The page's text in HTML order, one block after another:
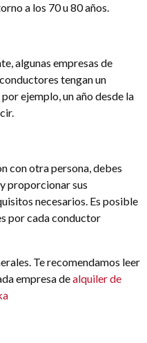
a los 70 u 80 años.
algunas empresas de
tengan un
ejemplo, un año desde la
con otra persona, debes
proporcionar sus
necesarios. Es posible
por cada conductor
Te recomendamos leer
empresa dealquiler de